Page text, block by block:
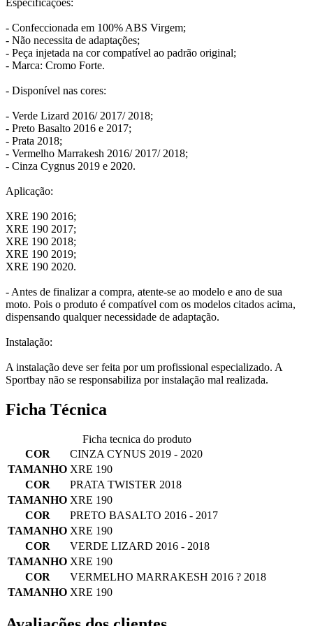
Especificações:
- Confeccionada em 100% ABS Virgem;
- Não necessita de adaptações;
- Peça injetada na cor compatível ao padrão original;
- Marca: Cromo Forte.
- Disponível nas cores:
- Verde Lizard 2016/ 2017/ 2018;
- Preto Basalto 2016 e 2017;
- Prata 2018;
- Vermelho Marrakesh 2016/ 2017/ 2018;
- Cinza Cygnus 2019 e 2020.
Aplicação:
XRE 190 2016;
XRE 190 2017;
XRE 190 2018;
XRE 190 2019;
XRE 190 2020.
- Antes de finalizar a compra, atente-se ao modelo e ano de sua
moto. Pois o produto é compatível com os modelos citados acima,
dispensando qualquer necessidade de adaptação.
Instalação:
A instalação deve ser feita por um profissional especializado. A
Sportbay não se responsabiliza por instalação mal realizada.
Ficha Técnica
Ficha tecnica do produto
COR
CINZA CYNUS 2019 - 2020
TAMANHO XRE 190
COR
PRATA TWISTER 2018
TAMANHO XRE 190
COR
PRETO BASALTO 2016 - 2017
TAMANHO XRE 190
COR
VERDE LIZARD 2016 - 2018
TAMANHO XRE 190
COR
VERMELHO MARRAKESH 2016 ? 2018
TAMANHO XRE 190